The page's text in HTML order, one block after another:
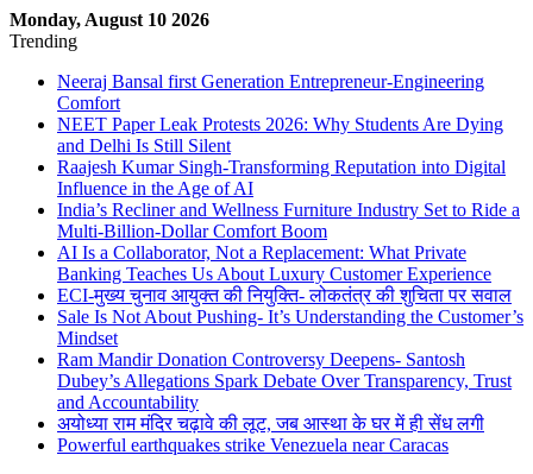
Monday, August 10 2026
Trending
Neeraj Bansal first Generation Entrepreneur-Engineering
Comfort
NEET Paper Leak Protests 2026: Why Students Are Dying
and Delhi Is Still Silent
Raajesh Kumar Singh-Transforming Reputation into Digital
Influence in the Age of AI
India’s Recliner and Wellness Furniture Industry Set to Ride a
Multi-Billion-Dollar Comfort Boom
AI Is a Collaborator, Not a Replacement: What Private
Banking Teaches Us About Luxury Customer Experience
ECI-मुख्य चुनाव आयुक्त की नियुक्ति- लोकतंत्र की शुचिता पर सवाल
Sale Is Not About Pushing- It’s Understanding the Customer’s
Mindset
Ram Mandir Donation Controversy Deepens- Santosh
Dubey’s Allegations Spark Debate Over Transparency, Trust
and Accountability
अयोध्या राम मंदिर चढ़ावे की लूट, जब आस्था के घर में ही सेंध लगी
Powerful earthquakes strike Venezuela near Caracas